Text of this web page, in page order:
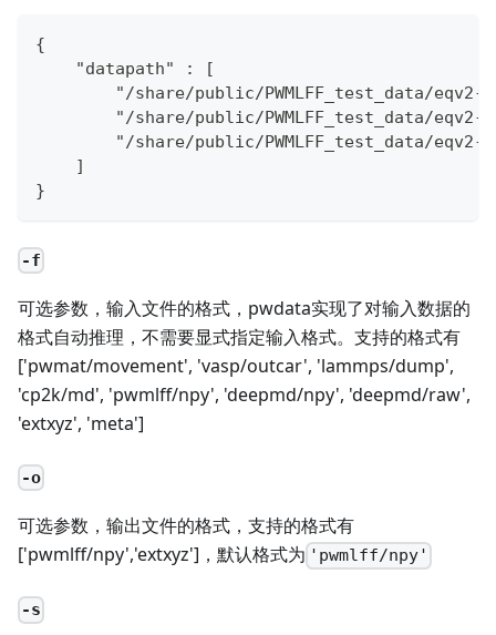
{
    "datapath" : [
"/share/public/PWMLFF_test_data/
"/share/public/PWMLFF_test_data/
"/share/public/PWMLFF_test_data/
    ]
}
-f
可选参数，输入文件的格式，pwdata实现了对输入数据的
格式自动推理，不需要显式指定输入格式。支持的格式有
['pwmat/movement', 'vasp/outcar', 'lammps/dump',
'cp2k/md', 'pwmlff/npy', 'deepmd/npy', 'deepmd/raw',
'extxyz', 'meta']
-o
可选参数，输出文件的格式，支持的格式有
['pwmlff/npy','extxyz']，默认格式为 'pwmlff/npy'
-s